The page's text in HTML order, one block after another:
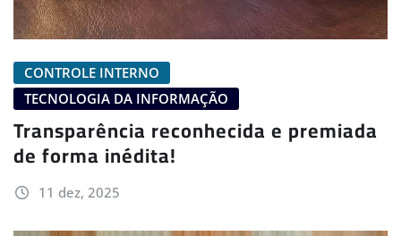
CONTROLE INTERNO
TECNOLOGIA DA INFORMAÇÃO
Transparência reconhecida e premiada
de forma inédita!
11 dez, 2025